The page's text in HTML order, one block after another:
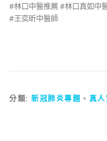
#林口中醫推薦 #林口真如中
#王奕昕中醫師
分類: 新冠肺炎專題 、 真人